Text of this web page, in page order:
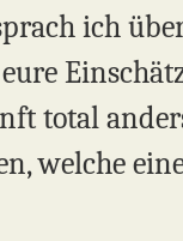
ich
total
welche